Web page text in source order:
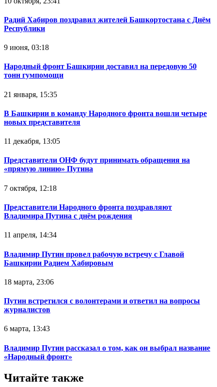
Радий Хабиров поздравил жителей Башкортостана с Днём
Республики
9 июня, 03:18
Народный фронт Башкирии доставил на передовую 50
тонн гумпомощи
21 января, 15:35
В Башкирии в команду Народного фронта вошли четыре
новых представителя
11 декабря, 13:05
Представители ОНФ будут принимать обращения на
«прямую линию» Путина
7 октября, 12:18
Представители Народного фронта поздравляют
Владимира Путина с днём рождения
11 апреля, 14:34
Владимир Путин провел рабочую встречу с Главой
Башкирии Радием Хабировым
18 марта, 23:06
Путин встретился с волонтерами и ответил на вопросы
журналистов
6 марта, 13:43
Владимир Путин рассказал о том, как он выбрал название
«Народный фронт»
Читайте также